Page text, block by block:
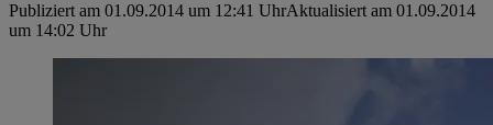
Publiziert am 01.09.2014 um 12:41 UhrAktualisiert am 01.09.2014
um 14:02 Uhr